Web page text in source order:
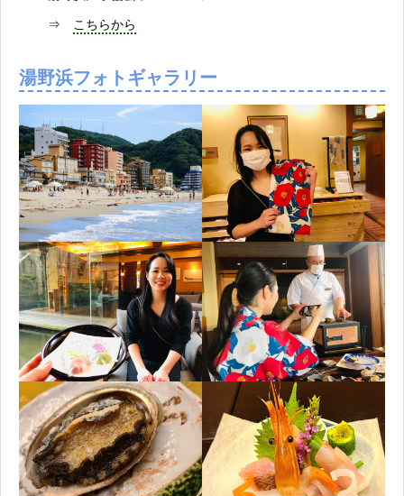
⇒ こちらから
湯野浜フォトギャラリー